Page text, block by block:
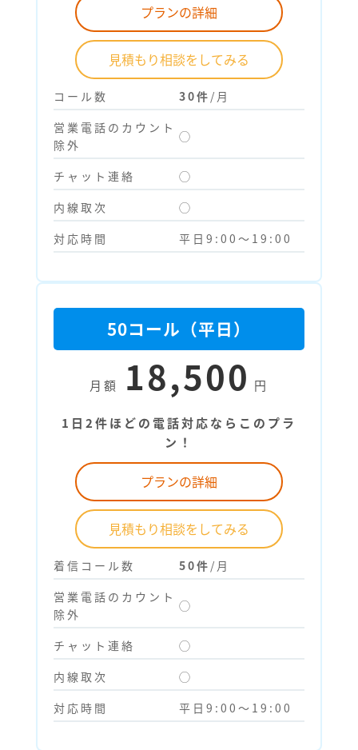
プランの詳細
見積もり相談をしてみる
コール数 30件 /月
営業電話のカウント
除外
◯
チャット連絡
◯
内線取次
◯
対応時間
平日9:00～19:00
50コール（平日）
月額 18,500 円
1日2件ほどの電話対応ならこのプラ
ン！
プランの詳細
見積もり相談をしてみる
着信コール数 50件 /月
営業電話のカウント
除外
◯
チャット連絡
◯
内線取次
◯
対応時間
平日9:00～19:00